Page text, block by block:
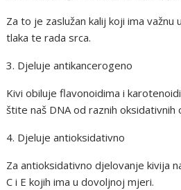
Za to je zaslužan kalij koji ima važnu
tlaka te rada srca.
3. Djeluje antikancerogeno
Kivi obiluje flavonoidima i
štite naš DNA od raznih oksidativnih
4. Djeluje antioksidativno
Za antioksidativno djelovanje kivija
C i E kojih ima u dovoljnoj mjeri.